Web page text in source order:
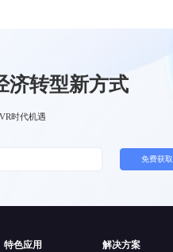
济转型新方式
时代机遇
免费获取
特色应用 解决方案